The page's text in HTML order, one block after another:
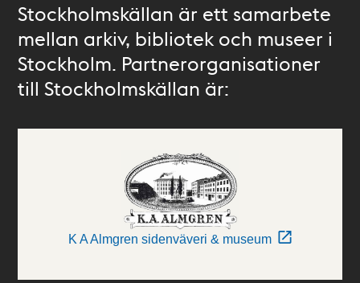
Stockholmskällan är ett samarbete
mellan arkiv, bibliotek och museer i
Stockholm. Partnerorganisationer
till Stockholmskällan är:
K A Almgren sidenväveri & museum